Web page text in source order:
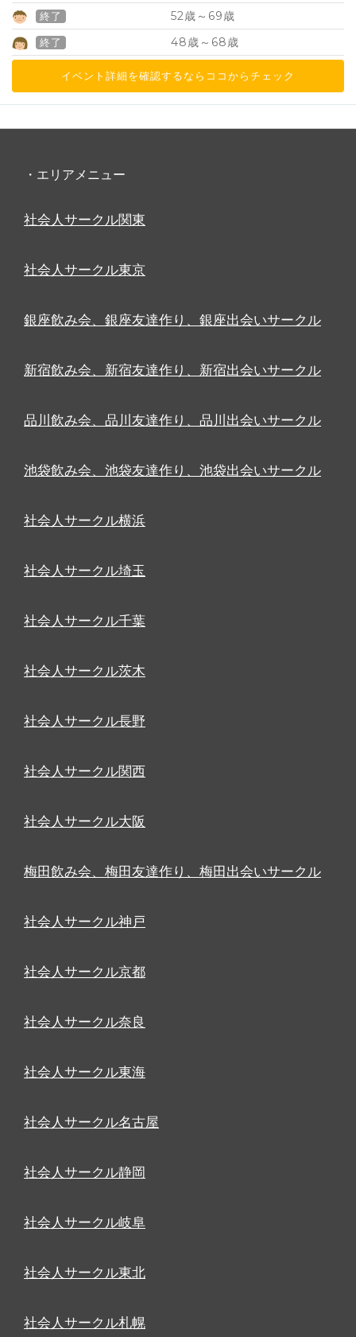
終了 52歳～ 69歳
終了 48歳～ 68歳
イベント詳細を確認するならココからチェック
・エリアメニュー
社会人サークル関東
社会人サークル東京
銀座飲み会、銀座友達作り、銀座出会いサークル
新宿飲み会、新宿友達作り、新宿出会いサークル
品川飲み会、品川友達作り、品川出会いサークル
池袋飲み会、池袋友達作り、池袋出会いサークル
社会人サークル横浜
社会人サークル埼玉
社会人サークル千葉
社会人サークル茨木
社会人サークル長野
社会人サークル関西
社会人サークル大阪
梅田飲み会、梅田友達作り、梅田出会いサークル
社会人サークル神戸
社会人サークル京都
社会人サークル奈良
社会人サークル東海
社会人サークル名古屋
社会人サークル静岡
社会人サークル岐阜
社会人サークル東北
社会人サークル札幌